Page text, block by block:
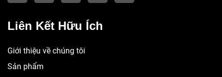
Liên Kết Hữu Ích
Giới thiệu về chúng tôi
Sản phẩm